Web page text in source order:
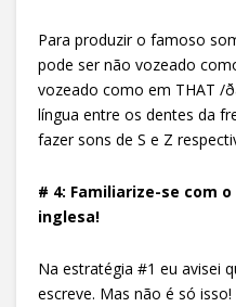
Para produzir o famoso
pode ser não vozeado
vozeado como em THAT /
língua entre os dentes da
fazer sons de S e Z
# 4: Familiarize-se com
inglesa!
Na estratégia #1 eu avisei
escreve. Mas não é só